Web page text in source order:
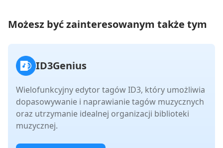
Możesz być zainteresowanym także tym
ID3Genius
Wielofunkcyjny edytor tagów ID3, który umożliwia
dopasowywanie i naprawianie tagów muzycznych
oraz utrzymanie idealnej organizacji biblioteki
muzycznej.